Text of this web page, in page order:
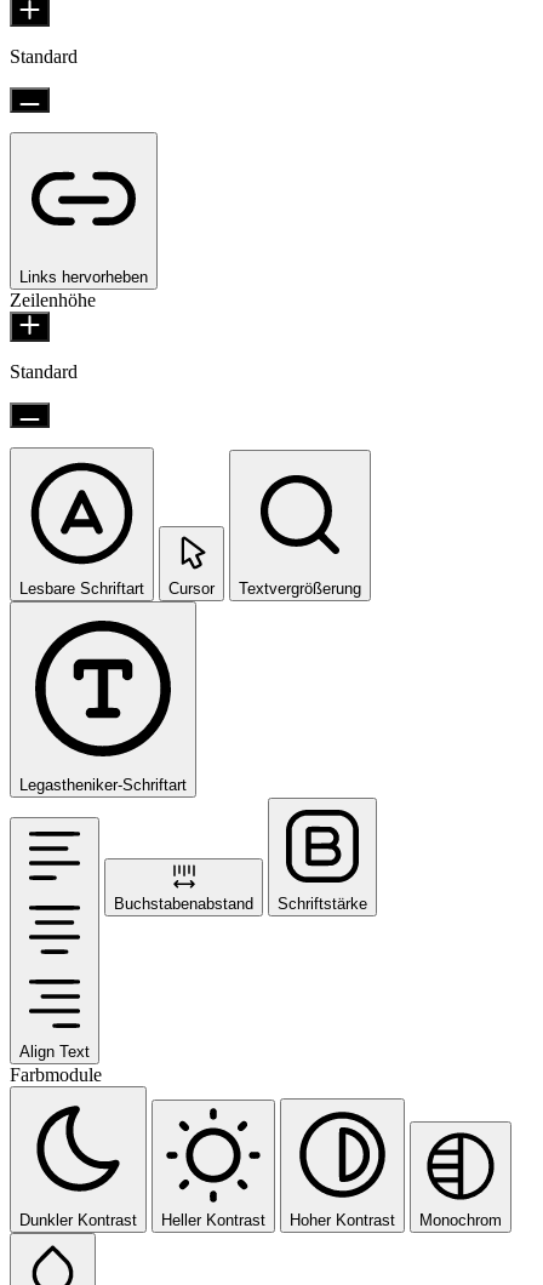
Standard
Links hervorheben
Zeilenhöhe
Standard
Lesbare Schriftart Cursor Textvergrößerung
Legastheniker-Schriftart
Align Text
Buchstabenabstand Schriftstärke
Farbmodule
Dunkler Kontrast Heller Kontrast Hoher Kontrast Monochrom